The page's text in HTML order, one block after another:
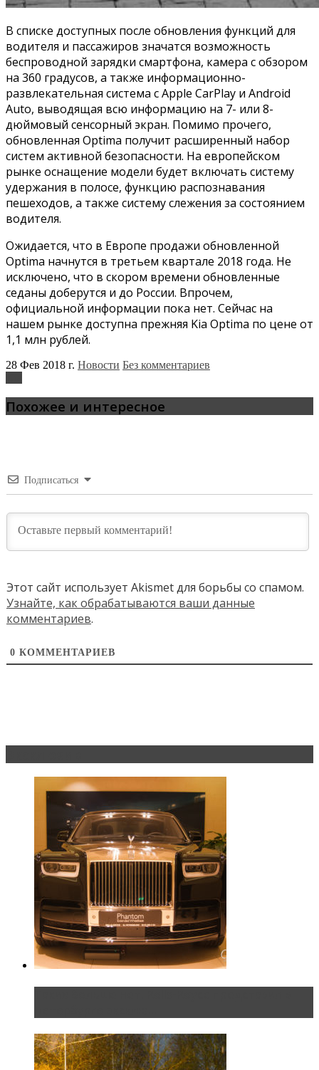
В списке доступных после обновления функций для
водителя и пассажиров значатся возможность
беспроводной зарядки смартфона, камера с обзором
на 360 градусов, а также информационно-
развлекательная система с Apple CarPlay и Android
Auto, выводящая всю информацию на 7- или 8-
дюймовый сенсорный экран. Помимо прочего,
обновленная Optima получит расширенный набор
систем активной безопасности. На европейском
рынке оснащение модели будет включать систему
удержания в полосе, функцию распознавания
пешеходов, а также систему слежения за состоянием
водителя.
Ожидается, что в Европе продажи обновленной
Optima начнутся в третьем квартале 2018 года. Не
исключено, что в скором времени обновленные
седаны доберутся и до России. Впрочем,
официальной информации пока нет. Сейчас на
нашем рынке доступна прежняя Kia Optima по цене от
1,1 млн рублей.
28 Фев 2018 г. Новости Без комментариев
Похожее и интересное
Подписаться
Этот сайт использует Akismet для борьбы со спамом.
Узнайте, как обрабатываются ваши данные
комментариев.
0 КОММЕНТАРИЕВ